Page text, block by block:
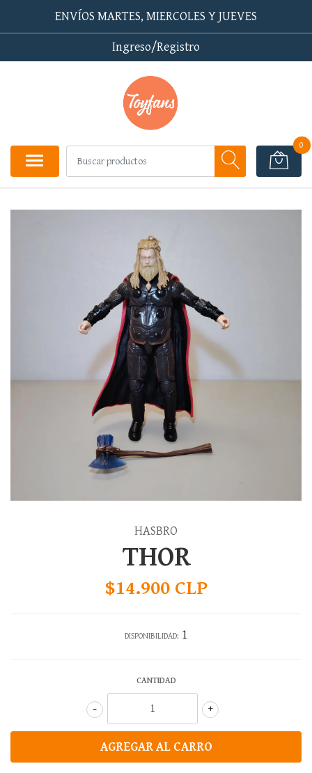
ENVÍOS MARTES, MIERCOLES Y JUEVES
Ingreso/Registro
0
HASBRO
THOR
$14.900 CLP
DISPONIBILIDAD: 1
CANTIDAD
+
-